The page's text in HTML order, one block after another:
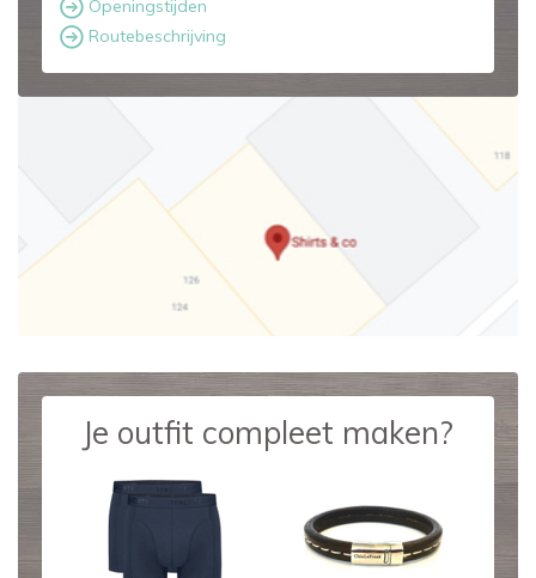
Openingstijden
Routebeschrijving
Je outfit compleet maken?